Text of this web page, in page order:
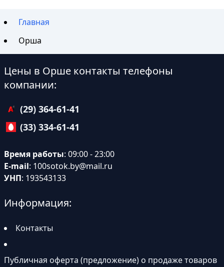
Главная
Орша
Цены в Орше контакты телефоны
компании:
(29) 364-61-41
(33) 334-61-41
Время работы: 09:00 - 23:00
E-mail: 100sotok.by@mail.ru
УНП: 193543133
Информация:
Контакты
Публичная оферта (предложение) о продаже товаров